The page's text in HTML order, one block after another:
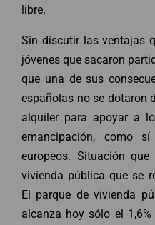
libre.
Sin discutir las ventajas
jóvenes que sacaron
que una de sus
españolas no se dotaron
alquiler para apoyar a
emancipación, como
europeos. Situación
vivienda pública que se
El parque de vivienda
alcanza hoy sólo el